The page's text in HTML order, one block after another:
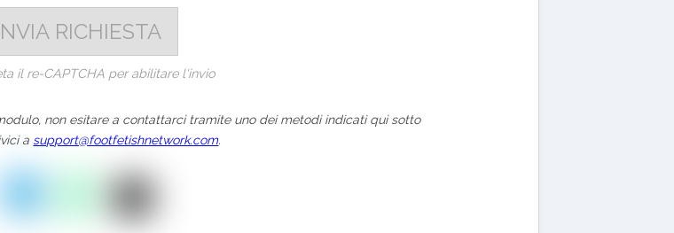
il re-CAPTCHA per abilitare l'invio
non esitare a contattarci tramite uno dei metodi indicati qui sotto
a support@footfetishnetwork.com.